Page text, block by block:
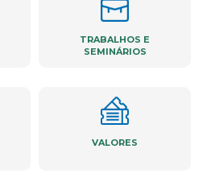
TRABALHOS E
SEMINÁRIOS
VALORES